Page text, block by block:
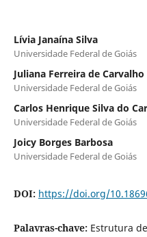
Lívia Janaína Silva
Universidade Federal de Goiás
Juliana Ferreira de Carvalho
Universidade Federal de Goiás
Carlos Henrique Silva do
Universidade Federal de Goiás
Joicy Borges Barbosa
Universidade Federal de Goiás
DOI: https://doi.org/
Palavras-chave: Estrutura